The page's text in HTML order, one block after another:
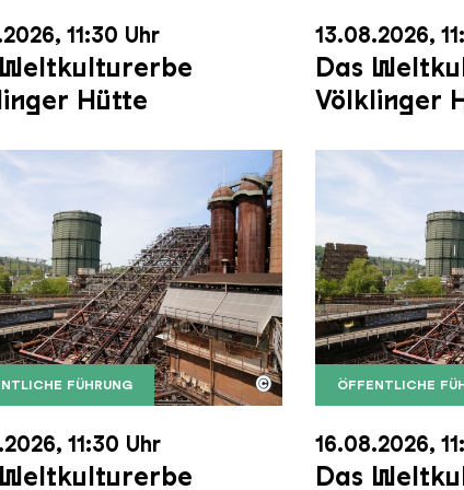
11:30 Uhr
Hütte
13.08.2026,
Das
Völklinger
FÜHRUNG
der Völklinger Hütte mit dem
Weltkulturerbe Völklinger Hütte | Karl
©
11:30 Uhr
ÖFFENTLICHE
Der
Copyright:
16.08.2026,
Das